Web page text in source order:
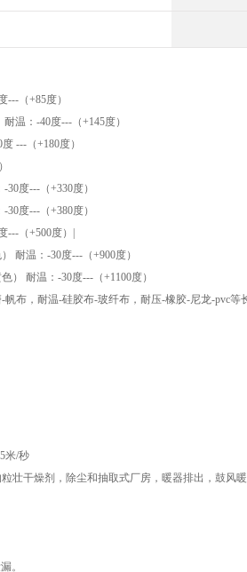
（+85度）
温：-40度---（+145度）
---（+180度）
度---（+330度）
度---（+380度）
（+500度）|
耐温：-30度---（+900度）
） 耐温：-30度---（+1100度）
布，耐温-硅胶布-玻纤布，耐压-橡胶-尼龙-pvc等
米/秒
壮干燥剂，除尘和抽取式厂房，暖器排出，鼓风
。